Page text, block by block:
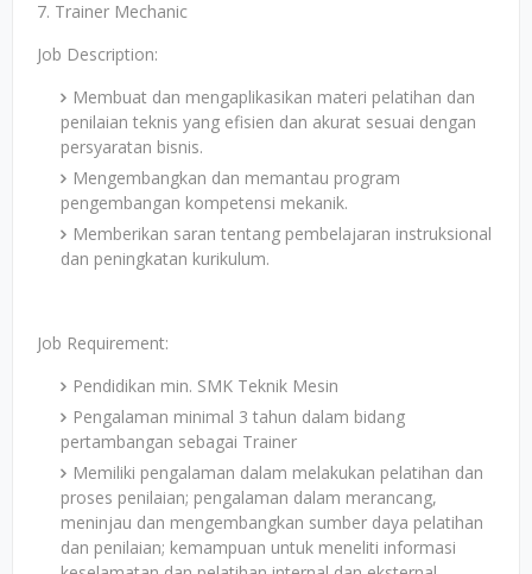
7. Trainer Mechanic
Job Description:
Membuat dan mengaplikasikan materi pelatihan dan
penilaian teknis yang efisien dan akurat sesuai dengan
persyaratan bisnis.
Mengembangkan dan memantau program
pengembangan kompetensi mekanik.
Memberikan saran tentang pembelajaran instruksional
dan peningkatan kurikulum.
Job Requirement:
Pendidikan min. SMK Teknik Mesin
Pengalaman minimal 3 tahun dalam bidang
pertambangan sebagai Trainer
Memiliki pengalaman dalam melakukan pelatihan dan
proses penilaian; pengalaman dalam merancang,
meninjau dan mengembangkan sumber daya pelatihan
dan penilaian; kemampuan untuk meneliti informasi